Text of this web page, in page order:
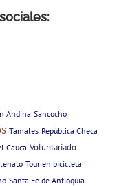
Andina Sancocho
Tamales República Checa
Cauca Voluntariado
Tour en bicicleta
Santa Fe de Antioquia